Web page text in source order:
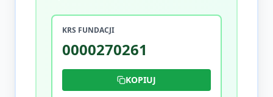
KRS FUNDACJI
0000270261
KOPIUJ